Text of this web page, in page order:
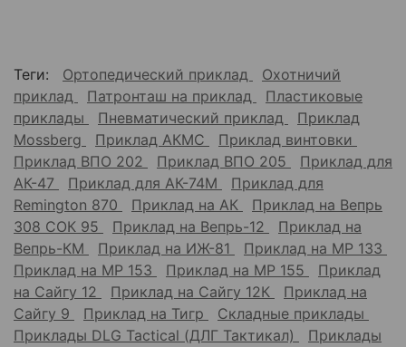
Теги: Ортопедический приклад
Охотничий
приклад
Патронташ на приклад
Пластиковые
приклады
Пневматический приклад
Приклад
Mossberg
Приклад АКМС
Приклад винтовки
Приклад ВПО 202
Приклад ВПО 205
Приклад для
АК-47
Приклад для АК-74М
Приклад для
Remington 870
Приклад на АК
Приклад на Вепрь
308 СОК 95
Приклад на Вепрь-12
Приклад на
Вепрь-КМ
Приклад на ИЖ-81
Приклад на МР 133
Приклад на МР 153
Приклад на МР 155
Приклад
на Сайгу 12
Приклад на Сайгу 12К
Приклад на
Сайгу 9
Приклад на Тигр
Складные приклады
Приклады DLG Tactical (ДЛГ Тактикал)
Приклады